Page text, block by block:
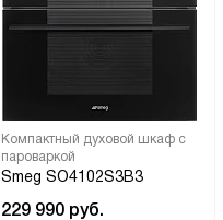
Компактный духовой шкаф с
пароваркой
Smeg SO4102S3B3
229 990 руб.